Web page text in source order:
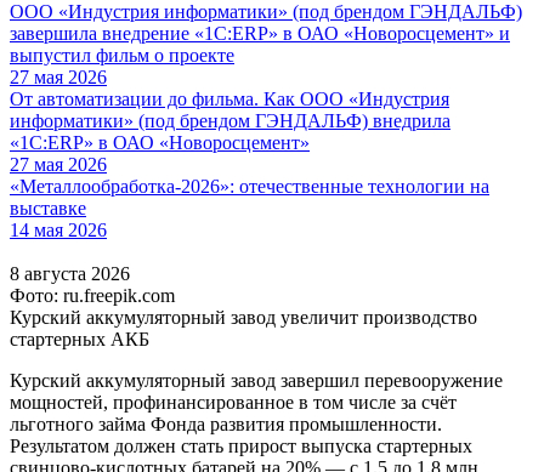
ООО «Индустрия информатики» (под брендом ГЭНДАЛЬФ)
завершила внедрение «1С:ERP» в ОАО «Новоросцемент» и
выпустил фильм о проекте
27 мая 2026
От автоматизации до фильма. Как ООО «Индустрия
информатики» (под брендом ГЭНДАЛЬФ) внедрила
«1С:ERP» в ОАО «Новоросцемент»
27 мая 2026
«Металлообработка-2026»: отечественные технологии на
выставке
14 мая 2026
8 августа 2026
Фото: ru.freepik.com
Курский аккумуляторный завод увеличит производство
стартерных АКБ
Курский аккумуляторный завод завершил перевооружение
мощностей, профинансированное в том числе за счёт
льготного займа Фонда развития промышленности.
Результатом должен стать прирост выпуска стартерных
свинцово-кислотных батарей на 20% — с 1,5 до 1,8 млн